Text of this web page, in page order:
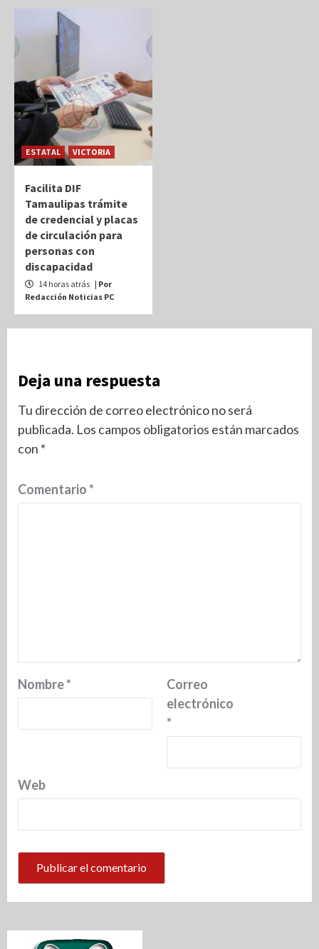
ESTATAL VICTORIA
Facilita DIF
Tamaulipas trámite
de credencial y placas
de circulación para
personas con
discapacidad
14 horas atrás | Por
Redacción Noticias PC
Deja una respuesta
Tu dirección de correo electrónico no será
publicada. Los campos obligatorios están marcados
con *
Comentario*
Nombre*
Correo
electrónico
*
Web